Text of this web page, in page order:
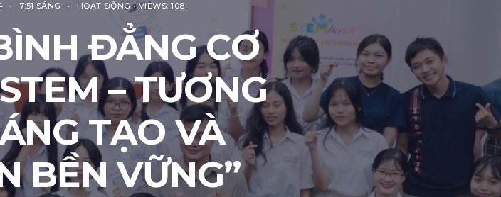
• 7:51 SÁNG • HOẠT ĐỘNG •VIEWS: 108
ĐẲNG CƠ
– TƯƠNG
TẠO VÀ
BỀN VỮNG”